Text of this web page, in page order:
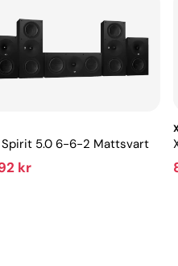
Spirit 5.0 6-6-2 Mattsvart
kr